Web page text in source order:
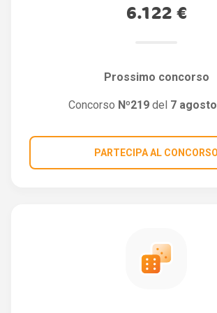
6.122 €
Prossimo concorso
Concorso Nº219del 7
PARTECIPA AL CONCORSO